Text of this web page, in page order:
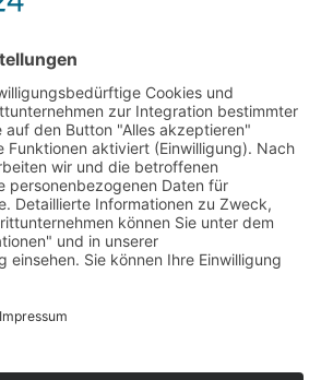
und Informationen.
Forum für Medien, Bildung
jederzeit und überall
Mehr erfahren